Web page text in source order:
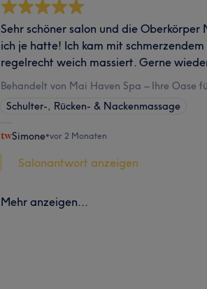
Sehr schöner salon und die
ich je hatte! Ich kam mit
regelrecht weich massiert. Gerne
Behandelt von Mai Haven Spa – Ihre Oase
Schulter-, Rücken- & Nackenmassage
Simone•vor 2 Monaten
Salonantwort anzeigen
Mehr anzeigen...